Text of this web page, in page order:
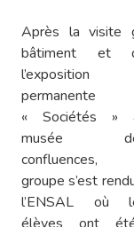
Après la visite
bâtiment et
l’exposition
permanente
« Sociétés »
musée
confluences,
groupe s’est
l’ENSAL où